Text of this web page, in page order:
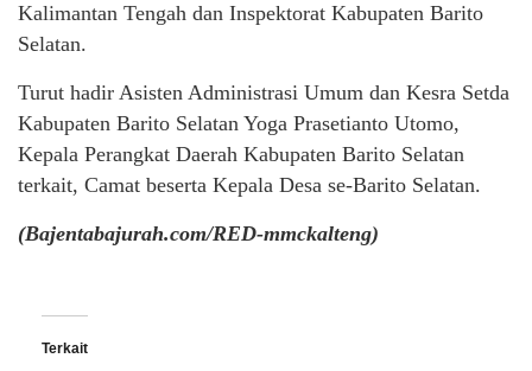
Kalimantan Tengah dan Inspektorat Kabupaten Barito
Selatan.
Turut hadir Asisten Administrasi Umum dan Kesra Setda
Kabupaten Barito Selatan Yoga Prasetianto Utomo,
Kepala Perangkat Daerah Kabupaten Barito Selatan
terkait, Camat beserta Kepala Desa se-Barito Selatan.
(Bajentabajurah.com/RED-mmckalteng)
Terkait